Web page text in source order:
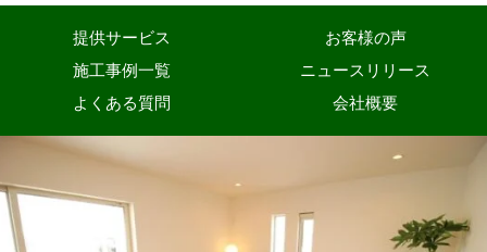
提供サービス
お客様の声
施工事例一覧
ニュースリリース
よくある質問
会社概要